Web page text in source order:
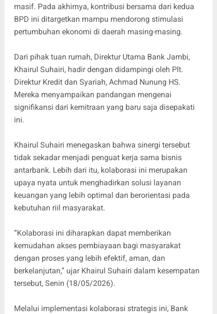
masif. Pada akhirnya, kontribusi bersama dari kedua
BPD ini ditargetkan mampu mendorong stimulasi
pertumbuhan ekonomi di daerah masing-masing.
​Dari pihak tuan rumah, Direktur Utama Bank Jambi,
Khairul Suhairi, hadir dengan didampingi oleh Plt.
Direktur Kredit dan Syariah, Achmad Nunung HS.
Mereka menyampaikan pandangan mengenai
signifikansi dari kemitraan yang baru saja disepakati
ini.
​Khairul Suhairi menegaskan bahwa sinergi tersebut
tidak sekadar menjadi penguat kerja sama bisnis
antarbank. Lebih dari itu, kolaborasi ini merupakan
upaya nyata untuk menghadirkan solusi layanan
keuangan yang lebih optimal dan berorientasi pada
kebutuhan riil masyarakat.
​“Kolaborasi ini diharapkan dapat memberikan
kemudahan akses pembiayaan bagi masyarakat
dengan proses yang lebih efektif, aman, dan
berkelanjutan,” ujar Khairul Suhairi dalam kesempatan
tersebut, Senin (18/05/2026).
​Melalui implementasi kolaborasi strategis ini, Bank